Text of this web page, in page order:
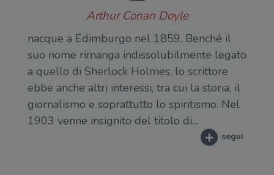
Arthur Conan Doyle
nacque a Edimburgo nel 1859. Benché il
suo nome rimanga indissolubilmente legato
a quello di Sherlock Holmes, lo scrittore
ebbe anche altri interessi, tra cui la storia, il
giornalismo e soprattutto lo spiritismo. Nel
1903 venne insignito del titolo di…
segui